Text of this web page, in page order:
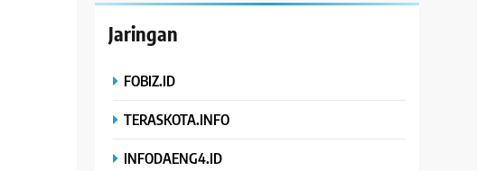
Jaringan
FOBIZ.ID
TERASKOTA.INFO
INFODAENG4.ID